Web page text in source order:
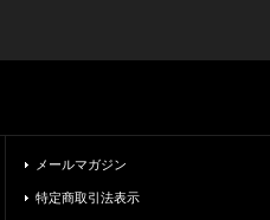
メールマガジン
特定商取引法表示